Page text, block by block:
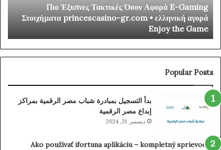
Στοιχήματα
princescasino-
gr.com
•
ελληνική
αγορά
Enjoy
Game
Πιο Έξυπνες Τακτικές Όσον Αφορά E-Gaming
Στοιχήματα princescasino-gr.com • ελληνική αγορά
Enjoy the Game
_
Popular Posts
بدأ التسجيل بمبادرة شباب مصر الرقمية بمراكز
إبداع مصر الرقمية
ديسمبر 31, 2024
Ako používať ifortuna aplikáciu – kompletný sprievodca